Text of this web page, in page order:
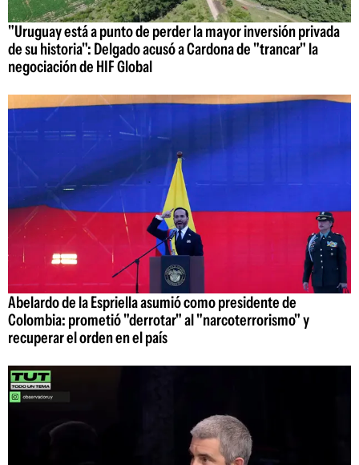
"Uruguay está a punto de perder la mayor inversión privada
de su historia": Delgado acusó a Cardona de "trancar" la
negociación de HIF Global
Abelardo de la Espriella asumió como presidente de
Colombia: prometió "derrotar" al "narcoterrorismo" y
recuperar el orden en el país